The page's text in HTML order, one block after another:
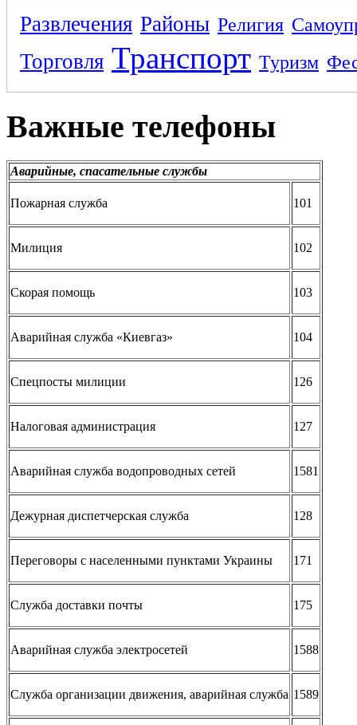
Развлечения Районы Религия
Торговля Транспорт Туризм
Важные телефоны
Аварийные, спасательные службы
Пожарная служба 101
Милиция 102
Скорая помощь 103
Аварийная служба «Киевгаз» 104
Спецпосты милиции 126
Налоговая администрация 127
Аварийная служба водопроводных сетей 1581
Дежурная диспетчерская служба 128
Переговоры с населенными пунктами Украины 171
Служба доставки почты 175
Аварийная служба электросетей 1588
Служба организации движения, аварийная служба 1589